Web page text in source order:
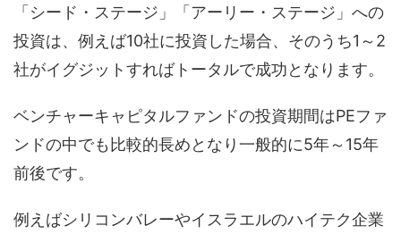
「シード・ステージ」「アーリー・ステージ」への
投資は、例えば10社に投資した場合、そのうち1～2
社がイグジットすればトータルで成功となります。
ベンチャーキャピタルファンドの投資期間はPEファ
ンドの中でも比較的長めとなり一般的に5年～15年
前後です。
例えばシリコンバレーやイスラエルのハイテク企業